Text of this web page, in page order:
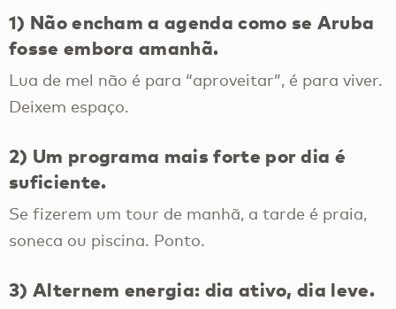
1) Não encham a agenda como se Aruba
fosse embora amanhã.
Lua de mel não é para “aproveitar”, é para viver.
Deixem espaço.
2) Um programa mais forte por dia é
suficiente.
Se fizerem um tour de manhã, a tarde é praia,
soneca ou piscina. Ponto.
3) Alternem energia: dia ativo, dia leve.